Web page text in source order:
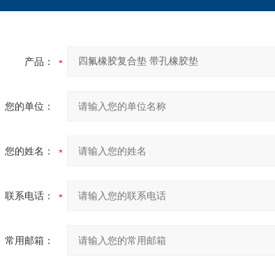
产品：
您的单位：
您的姓名：
联系电话：
常用邮箱：